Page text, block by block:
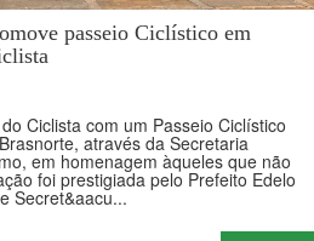
passeio Ciclístico em
Ciclista com um Passeio Ciclístico
através da Secretaria
em homenagem àqueles que não
foi prestigiada pelo Prefeito Edelo
Secret&aacu...